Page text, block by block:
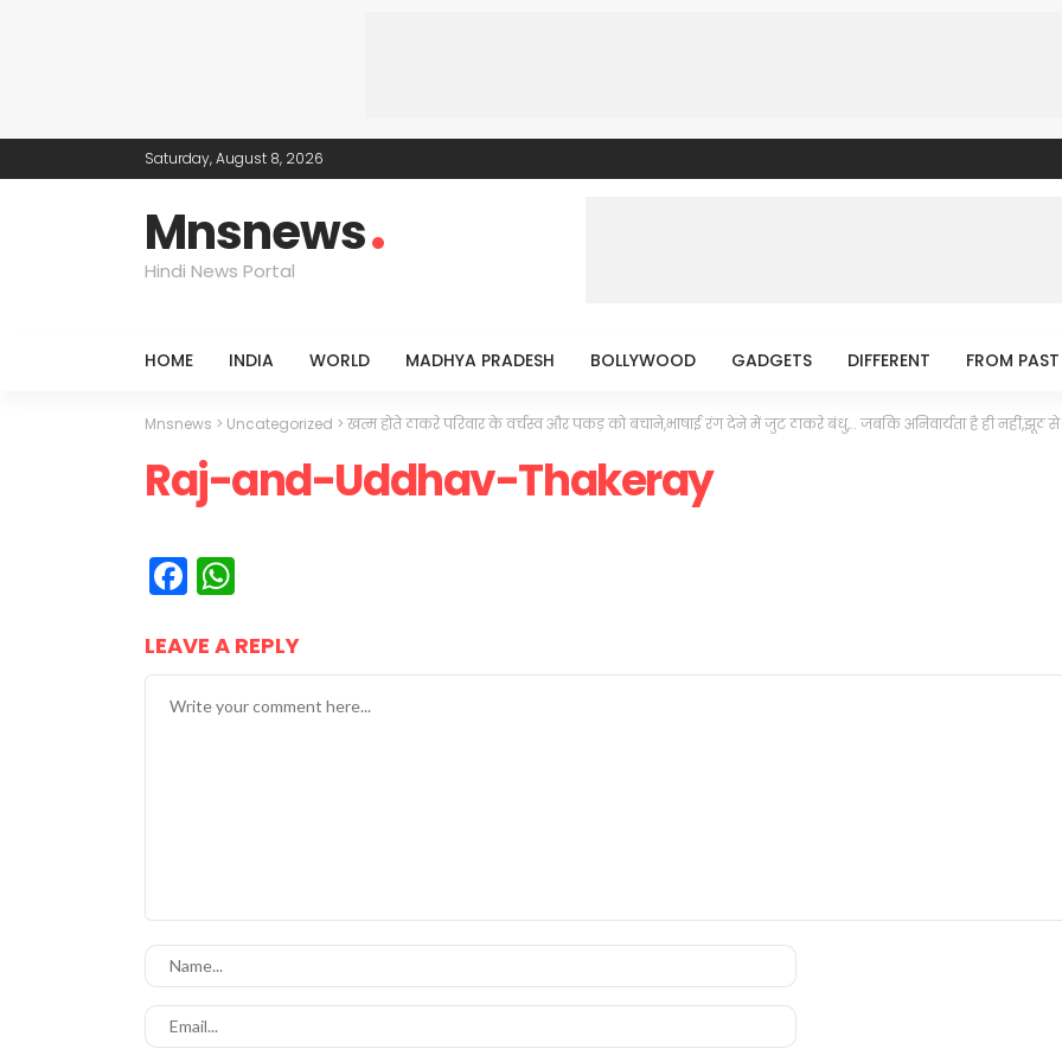
Saturday, August 8, 2026
Mnsnews
Hindi News Portal
HOME INDIA WORLD MADHYA PRADESH BOLLYWOOD GADGETS DIFFERENT FROM PAST
Mnsnews > Uncategorized >खत्म होते ठाकरे परिवार के वर्चस्व और पकड़ को बचाने,भाषाई रंग देने में जुट ठाकरे बंधु,.. जबकि अनिवार्यता है ही
Raj-and-Uddhav-Thakeray
Facebook
LEAVE A REPLY